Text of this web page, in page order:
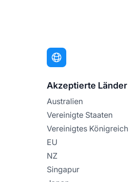
Akzeptierte Länder
Australien
Vereinigte Staaten
Vereinigtes Königreich
EU
NZ
Singapur